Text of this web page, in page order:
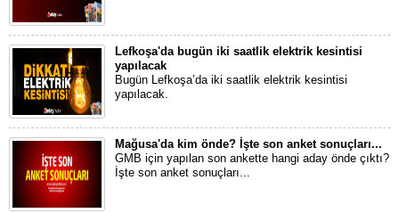
Lefkoşa'da bugün iki saatlik elektrik kesintisi
yapılacak
Bugün Lefkoşa’da iki saatlik elektrik kesintisi
yapılacak.
Mağusa'da kim önde? İşte son anket sonuçları...
GMB için yapılan son ankette hangi aday önde çıktı?
İşte son anket sonuçları...